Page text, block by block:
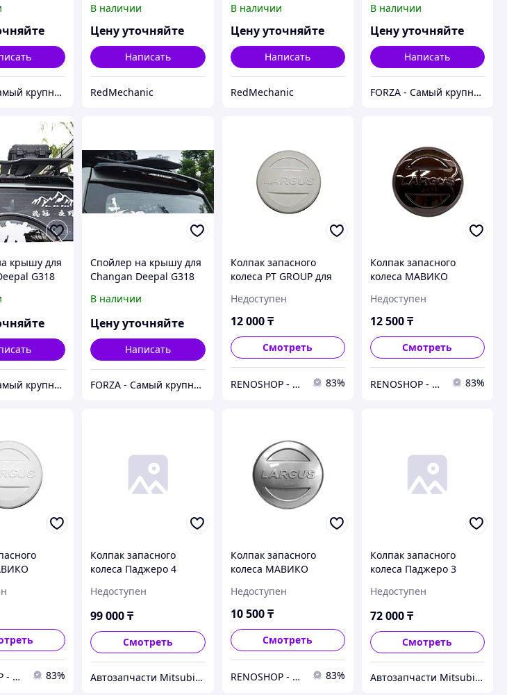
FORZA - Самый крупный тюнинг-маркет в Казахстане
В наличии
Цену уточняйте
Написать
RedMechanic
В наличии
Цену уточняйте
Написать
RedMechanic
W465 W463 G63 G500
G350 G580 Мерседес
Гелик гелентваген
колпак запаски
В наличии
Цену уточняйте
Написать
FORZA - Самый крупный тюнинг-маркет в Казахстане
крышу для
G318
FORZA - Самый крупный тюнинг-маркет в Казахстане
Спойлер на крышу для
Changan Deepal G318
антикрыло обвес
В наличии
Цену уточняйте
Написать
FORZA - Самый крупный тюнинг-маркет в Казахстане
Колпак запасного
колеса PT GROUP для
Недоступен
12 000 ₸
Смотреть
RENOSHOP - автозапчасти, тюнинг и аксессуары для автомобилей Renault, Largus, X-Ray, Vesta. 83%
Колпак запасного
колеса МАВИКО
(Кашемир)
Недоступен
12 500₸
Смотреть
RENOSHOP - автозапчасти, тюнинг и аксессуары для автомобилей Renault, Largus, X-Ray, Vesta. 83%
RENOSHOP - автозапчасти, тюнинг и аксессуары для автомобилей Renault, Largus, X-Ray, Vesta. 83%
Колпак запасного
колеса Паджеро 4
Недоступен
99 000₸
Смотреть
Автозапчасти Mitsubishi 4x4 Montero/Pajero
Колпак запасного
колеса МАВИКО
Largus (Платина)
Недоступен
10 500 ₸
Смотреть
RENOSHOP - автозапчасти, тюнинг и аксессуары для автомобилей Renault, Largus, X-Ray, Vesta. 83%
Колпак запасного
колеса Паджеро 3
Недоступен
72 000₸
Смотреть
Автозапчасти Mitsubishi 4x4 Montero/Pajero